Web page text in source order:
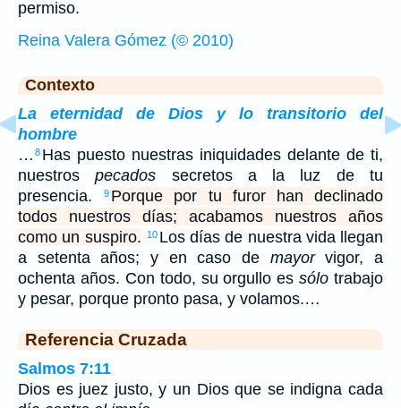
permiso.
Reina Valera Gómez (© 2010)
Contexto
La eternidad de Dios y lo transitorio del
hombre
… 8 Has puesto nuestras iniquidades delante de ti,
nuestrospecados secretos a la luz de tu
presencia.
9 Porque por tu furor han declinado
todos nuestros días; acabamos nuestros años
como un suspiro.
10 Los días de nuestra vida llegan
a setenta años; y en caso de mayorvigor, a
ochenta años. Con todo, su orgullo essólo trabajo
y pesar, porque pronto pasa, y volamos.…
Referencia Cruzada
Salmos 7:11
Dios es juez justo, y un Dios que se indigna cada